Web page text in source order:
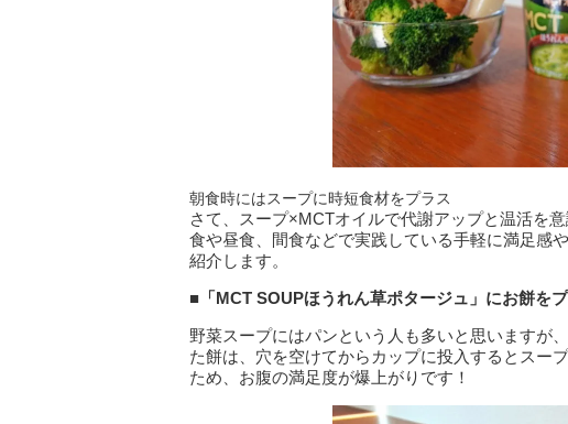
朝食時にはスープに時短食材をプラス
さて、スープ×MCTオイルで代謝アップと温活を
食や昼食、間食などで実践している手軽に満足感
紹介します。
■「MCT SOUPほうれん草ポタージュ」にお餅を
野菜スープにはパンという人も多いと思いますが
た餅は、穴を空けてからカップに投入するとスー
ため、お腹の満足度が爆上がりです！